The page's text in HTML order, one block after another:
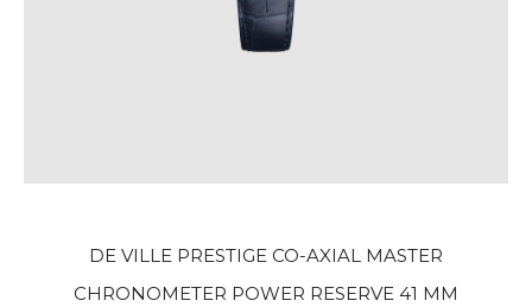
DE VILLE PRESTIGE CO-AXIAL MASTER
CHRONOMETER POWER RESERVE 41 MM